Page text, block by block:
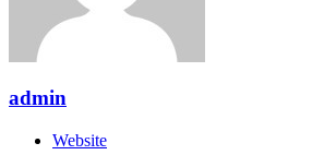
admin
Website